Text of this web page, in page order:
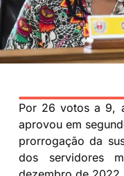
Por 26 votos a 9,
aprovou em
prorrogação da
dos servidores